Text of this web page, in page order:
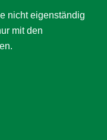
nicht eigenständig
mit den